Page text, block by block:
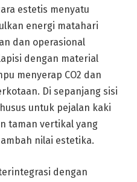
estetis menyatu
energi matahari
dan operasional
dengan material
menyerap CO2 dan
Di sepanjang sisi
untuk pejalan kaki
taman vertikal yang
nilai estetika.
dengan